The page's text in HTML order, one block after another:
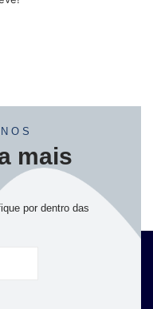
mais
por dentro das